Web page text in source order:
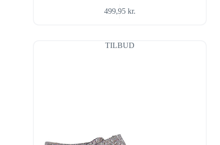
499,95 kr.
TILBUD